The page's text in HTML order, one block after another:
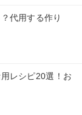
代用する作り
レシピ20選！お